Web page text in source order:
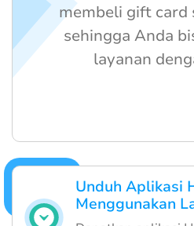
Unduh Aplikasi
Menggunakan
membeli gift card
sehingga Anda
layanan